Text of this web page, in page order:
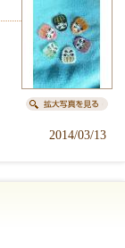
2014/03/13